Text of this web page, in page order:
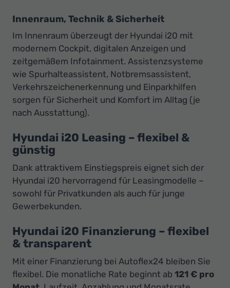
Innenraum, Technik & Sicherheit
Im Innenraum überzeugt der Hyundai i20 mit
modernem Cockpit, digitalen Anzeigen und
zeitgemäßem Infotainment. Assistenzsysteme
wie Spurhalteassistent, Notbremsassistent,
Verkehrszeichenerkennung und Einparkhilfen
sorgen für Sicherheit und Komfort im Alltag (je
nach Ausstattung).
Hyundai i20 Leasing – flexibel &
günstig
Dank attraktivem Einstiegspreis eignet sich der
Hyundai i20 hervorragend für Leasingmodelle –
sowohl für Privatkunden als auch für junge
Gewerbekunden.
Hyundai i20 Finanzierung – flexibel
& transparent
Mit einer Finanzierung bei Autoflex24 bleiben Sie
flexibel. Die monatliche Rate beginnt ab 121 € pro